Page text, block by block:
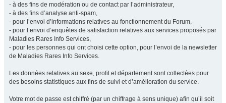
- à des fins de modération ou de contact par l’administrateur,
- à des fins d’analyse anti-spam,
- pour l’envoi d’informations relatives au fonctionnement du Forum,
- pour l’envoi d’enquêtes de satisfaction relatives aux services proposés par
Maladies Rares Info Services,
- pour les personnes qui ont choisi cette option, pour l’envoi de la newsletter
de Maladies Rares Info Services.
Les données relatives au sexe, profil et département sont collectées pour
des besoins statistiques aux fins de suivi et d’amélioration du service.
Votre mot de passe est chiffré (par un chiffrage à sens unique) afin qu’il soit